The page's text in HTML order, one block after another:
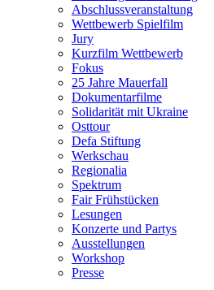
Abschlussveranstaltung
Wettbewerb Spielfilm
Jury
Kurzfilm Wettbewerb
Fokus
25 Jahre Mauerfall
Dokumentarfilme
Solidarität mit Ukraine
Osttour
Defa Stiftung
Werkschau
Regionalia
Spektrum
Fair Frühstücken
Lesungen
Konzerte und Partys
Ausstellungen
Workshop
Presse